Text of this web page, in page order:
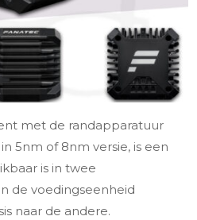
met de randapparatuur
5nm of 8nm versie, is een
is in twee
de voedingseenheid
naar de andere.